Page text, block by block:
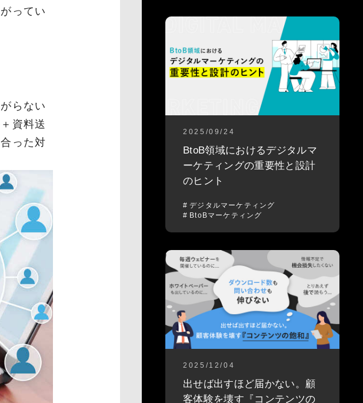
ってい
らない
資料送
った対
2025/09/24
BtoB領域におけるデジタルマ
ーケティングの重要性と設計
のヒント
デジタルマーケティング
BtoBマーケティング
2025/12/04
出せば出すほど届かない。顧
客体験を壊す『コンテンツの